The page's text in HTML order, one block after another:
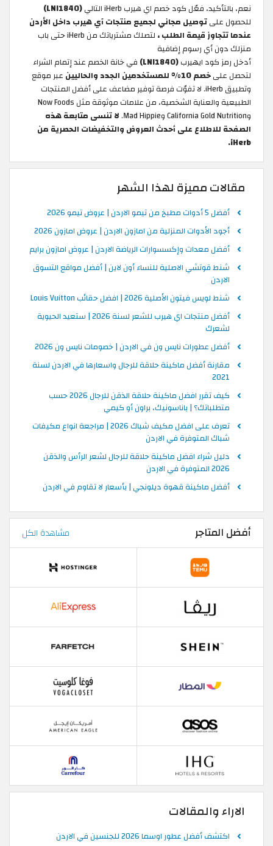
نعم، بالتأكيد، فعّل كود خصم اي هيرب iHerb التالي
(LNI1840)
للحصول علىتوصيل مجاني لجميع منتجات آي هيرب داخل الأردن
عندما تتجاوز قيمة الطلب ،
لتصلك مشترياتك من iHerb حتى باب
منزلك دون أي رسوم إضافية
أدخل رمز كود ايهيرب(LNI1840)
في خانة الخصم عند إتمام الشراء
لتحصل علىخصم 10% للمستخدمين الجدد والحاليين
عبر موقع
وتطبيق iHerb. لا تفوّت فرصة توفير مضاعف على أفضل المنتجات
الطبيعية والعناية الشخصية، من علامات موثوقة مثل Now Foods
وCalifornia Gold Nutrition وMad Hippie.
لا تنسى متابعة هذه
الصفحة للاطلاع على أحدث العروض والتخفيضات الحصرية من
iHerb.
مقالات مميزة لهذا الشهر
أفضل 5 أدوات مطبخ من تيمو الاردن | عروض تيمو 2026
أجود الأدوات المنزلية من امازون الاردن | عروض امازون 2026
أفضل معدات وإكسسوارات الرياضة الاردن | عروض امازون برايم
شنط قوتشي الاصلية للنساء أون لاين | أفضل مواقع التسوق
الاردن
شنط لويس فيتون الأصلية 2026 | افضل حقائب Louis Vuitton
أفضل منتجات اي هيرب للشعر لسنة 2026 | ستعيد الحيوية
لشعرك
أفضل عطورات نايس ون في الاردن | خصومات نايس ون 2026
مقارنة أفضل ماكينة حلاقة للرجال واسعارها في الاردن لسنة
2021
كيف تقرر افضل ماكينة حلاقة الذقن للرجال 2026 حسب
متطلباتك؟ | باناسونيك، براون أو كيمي
تعرف على افضل مكيف شباك 2026 | مراجعة انواع مكيفات
شباك المتوفرة في الاردن
دليل شراء افضل ماكينة حلاقة للرجال لشعر الرأس والذقن
2026 المتوفرة في الاردن
أفضل ماكينة قهوة ديلونجي | بأسعار لا تقاوم في الاردن
أفضل المتاجر مشاهدة الكل
الاراء والمقالات
اكتشف أفضل عطور اوسما 2026 للجنسين في الاردن